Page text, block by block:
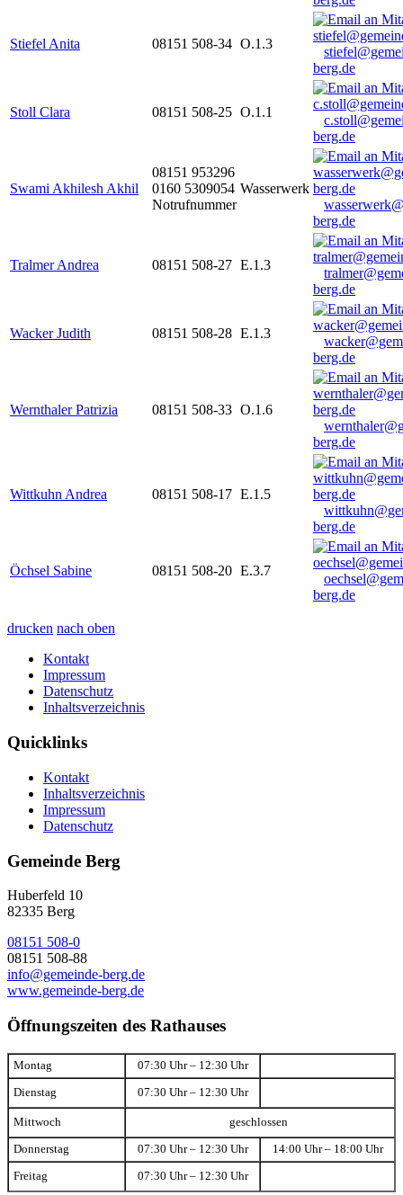
Stiefel Anita 08151 508-34 O.1.3
berg.de
Stoll Clara 08151 508-25 O.1.1
berg.de
Swami Akhilesh Akhil
08151 953296
0160 5309054
Notrufnummer
Wasserwerk
berg.de
Tralmer Andrea 08151 508-27 E.1.3
berg.de
Wacker Judith 08151 508-28 E.1.3
berg.de
Wernthaler Patrizia 08151 508-33 O.1.6
berg.de
Wittkuhn Andrea 08151 508-17 E.1.5
berg.de
Öchsel Sabine 08151 508-20 E.3.7
berg.de
drucken nach oben
Kontakt
Impressum
Datenschutz
Inhaltsverzeichnis
Quicklinks
Kontakt
Inhaltsverzeichnis
Impressum
Datenschutz
Gemeinde Berg
Huberfeld 10
82335 Berg
08151 508-0
08151 508-88
info@gemeinde-berg.de
www.gemeinde-berg.de
Öffnungszeiten des Rathauses
Montag 07:30 Uhr – 12:30 Uhr
Dienstag 07:30 Uhr – 12:30 Uhr
Mittwoch geschlossen
Donnerstag 07:30 Uhr – 12:30 Uhr 14:00 Uhr – 18:00 Uhr
Freitag 07:30 Uhr – 12:30 Uhr